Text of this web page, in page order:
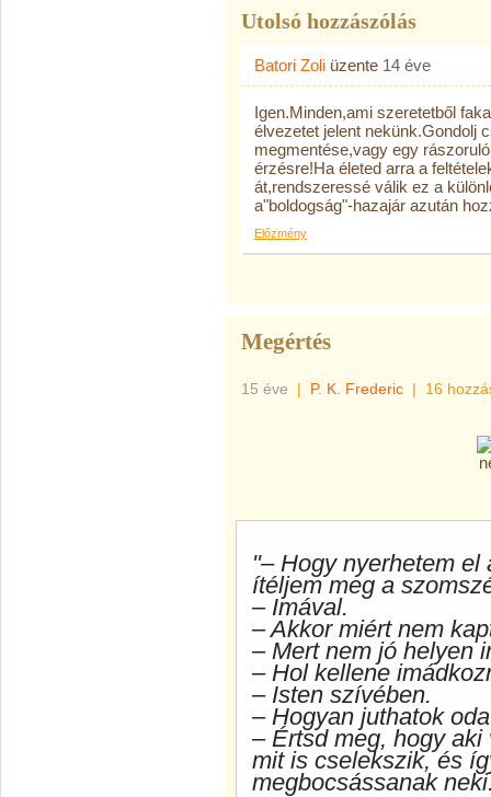
Utolsó hozzászólás
Batori Zoli üzente 14 éve
Igen.Minden,ami szeretetből
élvezetet jelent nekünk.Gondolj
megmentése,vagy egy
érzésre!Ha életed arra a
át,rendszeressé válik ez a
a"boldogság"-hazajár azután
Előzmény
Megértés
15 éve | P. K. Frederic | 16
"– Hogy nyerhetem
ítéljem meg a
– Imával.
– Akkor miért nem
– Mert nem jó helyen
– Hol kellene
– Isten szívében.
– Hogyan juthatok
– Értsd meg, hogy
mit is cselekszik, és
megbocsássanak